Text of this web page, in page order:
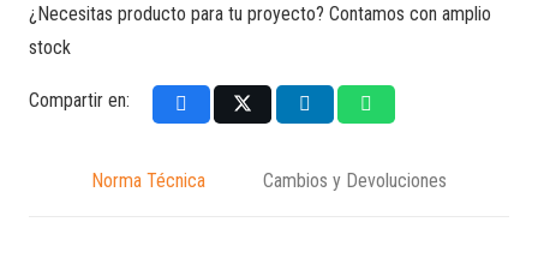
cantidad
¿Necesitas producto para tu proyecto? Contamos con amplio
stock
Compartir en:
Norma Técnica Cambios y Devoluciones